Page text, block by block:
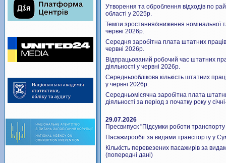
Утворення та оброблення відходів по
області у 2025р.
Темпи зростання/зниження номінальної
червні 2026р.
Середня заробітна плата штатних
червні 2026р.
Відпрацьований робочий час штатних
діяльності у червні 2026р.
Середньооблікова кількість штатних
у червні 2026р.
Середньомісячна заробітна плата
діяльності за період з початку року у
29.07.2026
Пресвипуск "Підсумки роботи транспорту
Пасажирообіг за видами транспорту у
Кількість перевезених пасажирів за
(попередні дані)